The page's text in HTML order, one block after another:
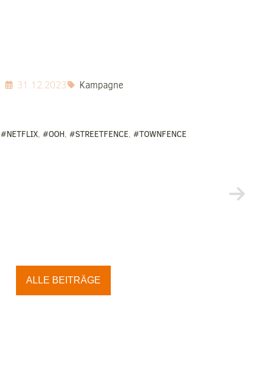
31.12.2023 Kampagne
#NETFLIX, #OOH, #STREETFENCE, #TOWNFENCE
ALLE BEITRÄGE